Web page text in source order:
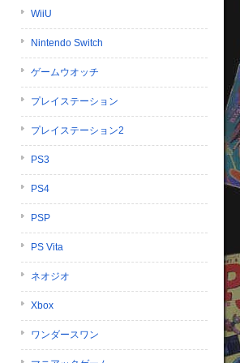
WiiU
Nintendo Switch
ゲームウオッチ
プレイステーション
プレイステーション2
PS3
PS4
PSP
PS Vita
ネオジオ
Xbox
ワンダースワン